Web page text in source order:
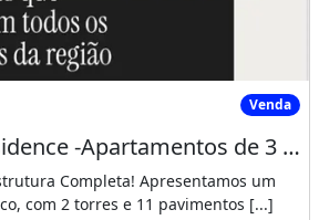
Residence -Apartamentos de 3Venda
Altez Gama Residence -Apartamentos de 3 e 4 Quartos Super Exclusivo para Você !!!
Completa! Apresentamos um
com 2 torres e 11 pavimentos [...]